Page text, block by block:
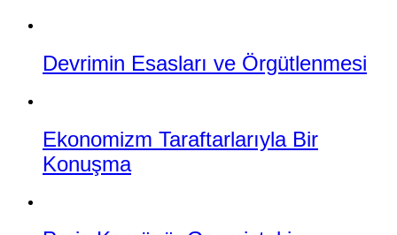
Devrimin Esasları ve Örgütlenmesi
Ekonomizm Taraftarlarıyla Bir
Konuşma